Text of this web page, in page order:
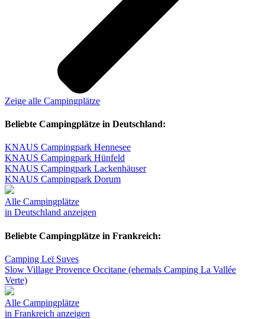
Zeige alle Campingplätze
Beliebte Campingplätze in Deutschland:
KNAUS Campingpark Hennesee
KNAUS Campingpark Hünfeld
KNAUS Campingpark Lackenhäuser
KNAUS Campingpark Dorum
Alle Campingplätze
in Deutschland anzeigen
Beliebte Campingplätze in Frankreich:
Camping Leï Suves
Slow Village Provence Occitane (ehemals Camping La Vallée
Verte)
Alle Campingplätze
in Frankreich anzeigen